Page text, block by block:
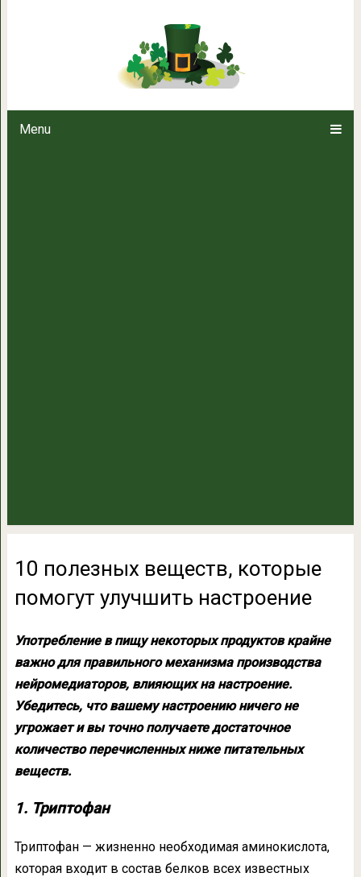
Menu
10 полезных веществ, которые
10 полезных веществ, которые
помогут улучшить настроение
Употребление в пищу некоторых продуктов крайне
важно для правильного механизма производства
нейромедиаторов, влияющих на настроение.
Убедитесь, что вашему настроению ничего не
угрожает и вы точно получаете достаточное
количество перечисленных ниже питательных
веществ.
1. Триптофан
Триптофан — жизненно необходимая аминокислота,
которая входит в состав белков всех известных